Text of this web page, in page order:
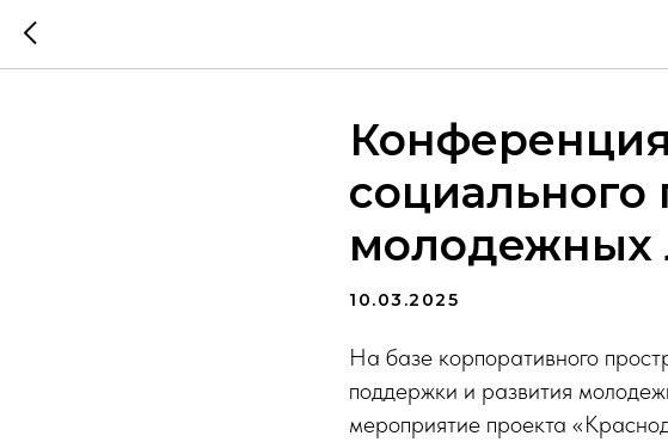
молодежных
10.03.2025
На базе корпоративного
поддержки и развития
мероприятие проекта